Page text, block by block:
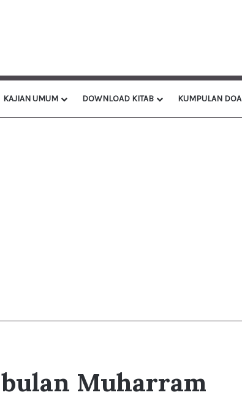
KAJIAN UMUM DOWNLOAD KITAB KUMPULAN DOA
Muharram